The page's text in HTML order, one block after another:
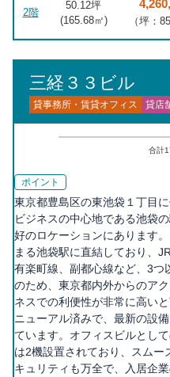
2階
50.12坪
(165.68㎡) （坪：
三経３３ビル
貸事務所・賃貸オフィス 貸店
合計
ポイント
東京都豊島区の東池袋１丁目
ビジネスの中心地である池袋
好のロケーションにあります
まる池袋駅に直結しており、
有楽町線、副都心線など、3つ
のため、東京都内外からのア
ネスでの利便性が非常に高い
ニューアル済みで、最新の設
ています。オフィスビルとし
は2機設置されており、スムー
キュリティも万全で、入居企